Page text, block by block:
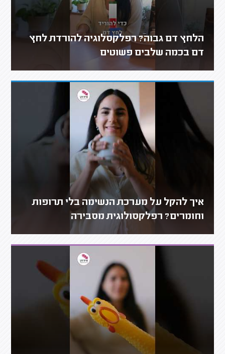
הלחץ דם גבוה? רפלקסלוגיה להורדת לחץ
דם בכמה שלבים פשוטים
איך להקל על מערכת הנשימה בלי תרופות
וחומרים? רפלקסולוגית מסבירה